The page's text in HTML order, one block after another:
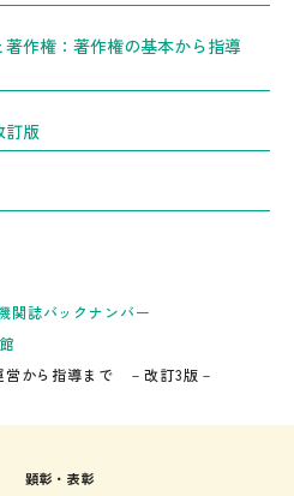
作権：著作権の基本から指導
版
関誌バックナンバー
営から指導まで －改訂3版－
顕彰・表彰